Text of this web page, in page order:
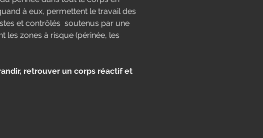
à eux, permettent le travail des
et contrôlés  soutenus par une
les zones à risque (périnée, les
retrouver un corps réactif et